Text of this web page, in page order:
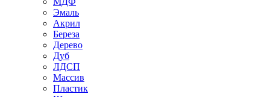
Эмаль
Акрил
Береза
Дерево
Дуб
ЛДСП
Массив
Пластик